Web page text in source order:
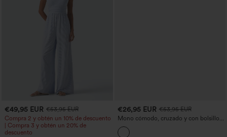
€49,95 EUR €53,95 EUR
Compra 2 y obtén un 10% de descuento
| Compra 3 y obtén un 20% de
descuento
€26,95 EUR €53,95 EUR
Mono cómodo, cruzado y con bolsillos
— versión Easy Peezy